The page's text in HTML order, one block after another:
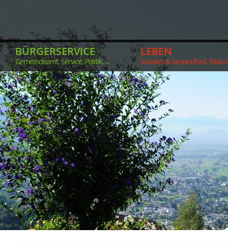
BÜRGERSERVICE
Gemeindeamt, Service, Politik, ...
LEBEN
Soziales & Gesundheit,